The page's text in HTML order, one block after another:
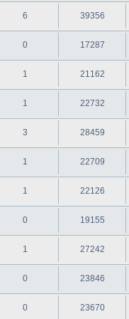
6 39356
0 17287
1 21162
1 22732
3 28459
1 22709
1 22126
0 19155
1 27242
0 23846
0 23670